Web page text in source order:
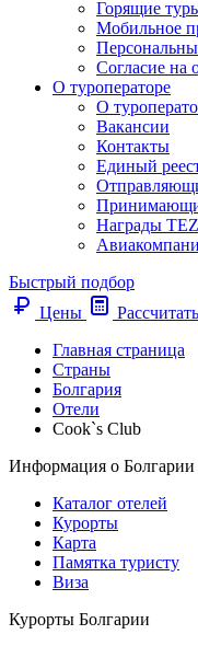
Горящие
Мобильное
Согласие на
О туроператоре
О
Вакансии
Контакты
Единый
Награды
Быстрый подбор
Цены
Рассчитать
Главная страница
Cтраны
Болгария
Отели
Cook`s Club
Информация о Болгарии
Каталог отелей
Курорты
Карта
Памятка туристу
Виза
Курорты Болгарии